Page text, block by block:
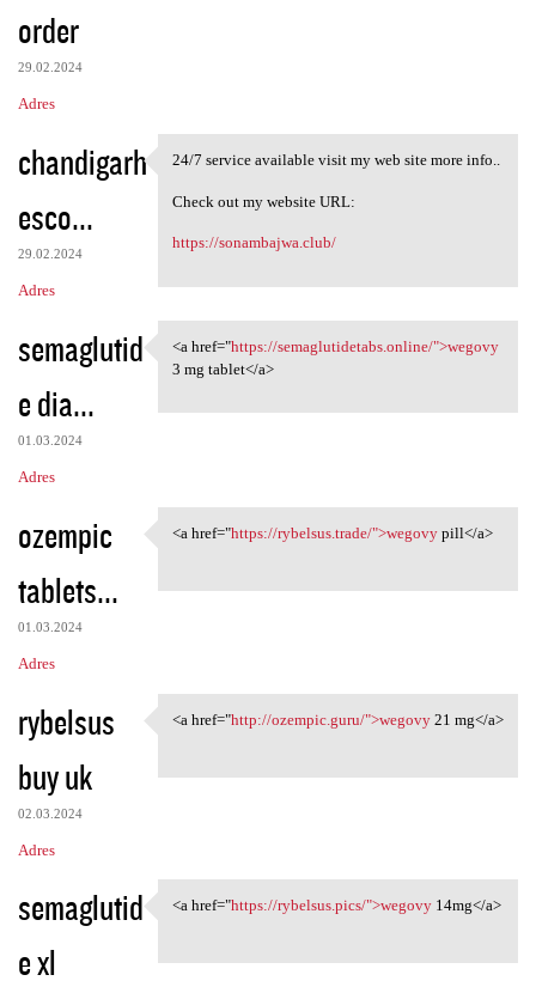
order
29.02.2024
Adres
chandigarh
esco...
29.02.2024
Adres
24/7 service available visit
24/7 service available visit my web site more info..
Check out my website URL:
https://sonambajwa.club/
semaglutid
e dia...
01.03.2024
Adres
<a href="https:/
<a href="https://semaglutidetabs.online/">wegovy
3 mg tablet</a>
ozempic
tablets...
01.03.2024
Adres
<a href="https://rybelsus
<a href="https://rybelsus.trade/">wegovypill</a>
rybelsus
buy uk
02.03.2024
Adres
<a href="http://ozempic.guru/
<a href="http://ozempic.guru/">wegovy21 mg</a>
semaglutid
e xl
<a href="https://rybelsus
<a href="https://rybelsus.pics/">wegovy14mg</a>